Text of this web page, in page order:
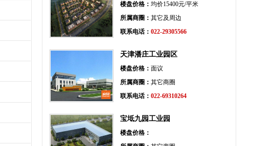
楼盘价格： 均价15400元/平米
所属商圈： 其它及周边
联系电话： 022-29305566
天津潘庄工业园区
楼盘价格： 面议
所属商圈： 其它商圈
联系电话： 022-69310264
宝坻九园工业园
楼盘价格：